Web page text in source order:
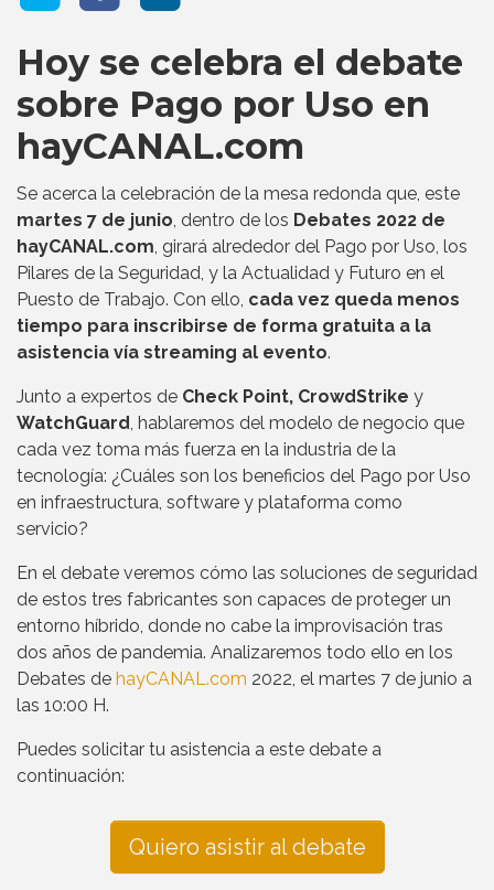
Hoy se celebra el debate
sobre Pago por Uso en
hayCANAL.com
Se acerca la celebración de la mesa redonda que, este
martes 7 de junio , dentro de los Debates 2022 de
hayCANAL.com , girará alrededor del Pago por Uso, los
Pilares de la Seguridad, y la Actualidad y Futuro en el
Puesto de Trabajo. Con ello, cada vez queda menos
tiempo para inscribirse de forma gratuita a la
asistencia vía streaming al evento.
Junto a expertos de Check Point, CrowdStrike y
WatchGuard , hablaremos del modelo de negocio que
cada vez toma más fuerza en la industria de la
tecnología: ¿Cuáles son los beneficios del Pago por Uso
en infraestructura, software y plataforma como
servicio?
En el debate veremos cómo las soluciones de seguridad
de estos tres fabricantes son capaces de proteger un
entorno híbrido, donde no cabe la improvisación tras
dos años de pandemia. Analizaremos todo ello en los
Debates de hayCANAL.com 2022, el martes 7 de junio a
las 10:00 H.
Puedes solicitar tu asistencia a este debate a
continuación:
Quiero asistir al debate